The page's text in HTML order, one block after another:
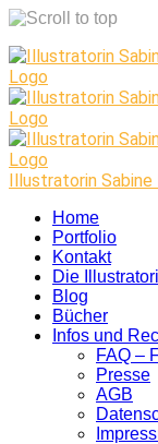
Skip
to
content
Illustratorin
Home
Portfolio
Kontakt
Die
Blog
Bücher
Infos und
FAQ –
Presse
AGB